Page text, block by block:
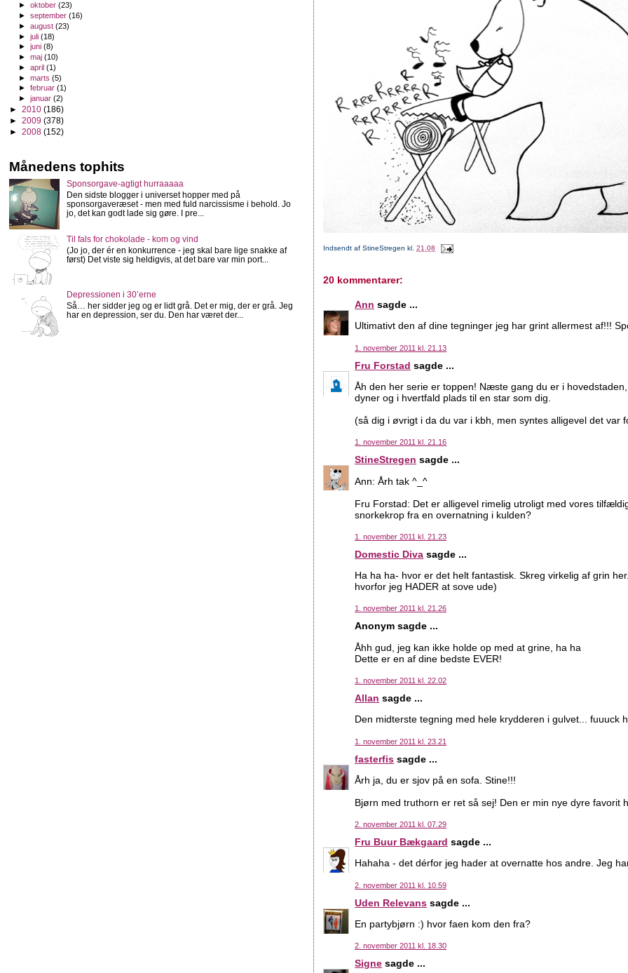
Indsendt afStineStregen kl.21.08
20 kommentarer:
Ann sagde ...
Ultimativt den af dine tegninger jeg har grint allermest af!!!
1. november 2011 kl. 21.13
Fru Forstad sagde ...
Åh den her serie er toppen! Næste gang du er i
dyner og i hvertfald plads til en star som dig.
(så dig i øvrigt i da du var i kbh, men syntes alligevel det var
1. november 2011 kl. 21.16
StineStregen sagde ...
Ann: Årh tak ^_^
Fru Forstad: Det er alligevel rimelig utroligt med vores
snorkekrop fra en overnatning i kulden?
1. november 2011 kl. 21.23
Domestic Diva sagde ...
Ha ha ha- hvor er det helt fantastisk. Skreg virkelig af grin
hvorfor jeg HADER at sove ude)
1. november 2011 kl. 21.26
Anonym sagde ...
Åhh gud, jeg kan ikke holde op med at grine, ha ha
Dette er en af dine bedste EVER!
1. november 2011 kl. 22.02
Allan sagde ...
Den midterste tegning med hele krydderen i gulvet...
1. november 2011 kl. 23.21
fasterfis sagde ...
Årh ja, du er sjov på en sofa. Stine!!!
Bjørn med truthorn er ret så sej! Den er min nye dyre favorit
2. november 2011 kl. 07.29
Fru Buur Bækgaard sagde ...
Hahaha - det dérfor jeg hader at overnatte hos andre. Jeg
2. november 2011 kl. 10.59
Uden Relevans sagde ...
En partybjørn :) hvor faen kom den fra?
2. november 2011 kl. 18.30
Signe sagde ...
►oktober(23)
►september(16)
►august(23)
►juli(18)
►juni(8)
►maj(10)
►april(1)
►marts(5)
►februar(1)
►januar(2)
► 2010 (186)
► 2009 (378)
► 2008 (152)
Månedens tophits
Sponsorgave-agtigt hurraaaaa
Den sidste blogger i universet hopper med på
sponsorgaveræset - men med fuld narcissisme i behold. Jo
jo, det kan godt lade sig gøre. I pre...
Til fals for chokolade - kom og vind
(Jo jo, der ér en konkurrence - jeg skal bare lige snakke af
først) Det viste sig heldigvis, at det bare var min port...
Depressionen i 30’erne
Så… her sidder jeg og er lidt grå. Det er mig, der er grå. Jeg
har en depression, ser du. Den har været der...